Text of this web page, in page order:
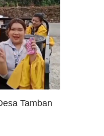
Tamban